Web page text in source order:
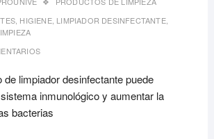
, HIGIENE, LIMPIADOR DESINFECTANTE,
limpiador desinfectante puede
inmunológico y aumentar la
bacterias